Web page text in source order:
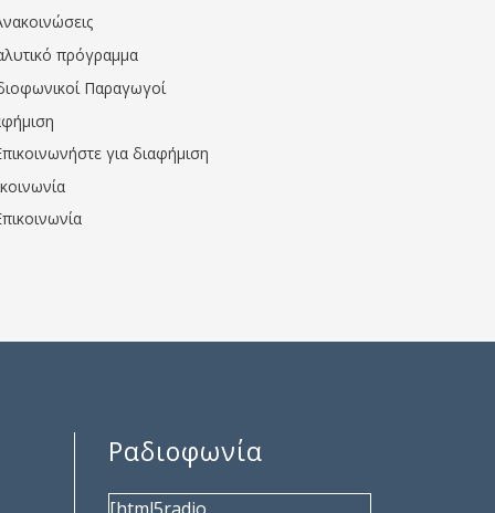
πρόγραμμα
Παραγωγοί
για διαφήμιση
Ραδιοφωνία